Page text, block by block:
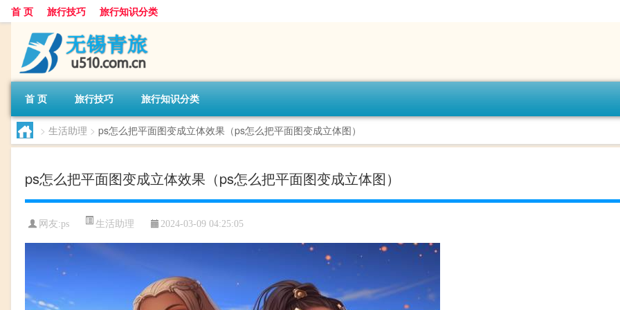
首 页 旅行技巧 旅行知识分类
首 页 旅行技巧 旅行知识分类
> 生活助理 > ps怎么把平面图变成立体效果（ps怎么把平面图变成立体图）
ps怎么把平面图变成立体效果（ps怎么把平面图变成立体图）
网友:ps 生活助理 2024-03-09 04:25:05